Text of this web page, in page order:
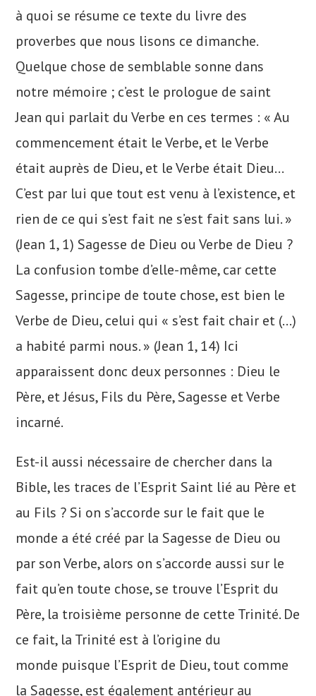
à quoi se résume ce texte du livre des
proverbes que nous lisons ce dimanche.
Quelque chose de semblable sonne dans
notre mémoire ; c’est le prologue de saint
Jean qui parlait du Verbe en ces termes : « Au
commencement était le Verbe, et le Verbe
était auprès de Dieu, et le Verbe était Dieu…
C’est par lui que tout est venu à l’existence, et
rien de ce qui s’est fait ne s’est fait sans lui. »
(Jean 1, 1) Sagesse de Dieu ou Verbe de Dieu ?
La confusion tombe d’elle-même, car cette
Sagesse, principe de toute chose, est bien le
Verbe de Dieu, celui qui « s’est fait chair et (…)
a habité parmi nous. » (Jean 1, 14) Ici
apparaissent donc deux personnes : Dieu le
Père, et Jésus, Fils du Père, Sagesse et Verbe
incarné.
Est-il aussi nécessaire de chercher dans la
Bible, les traces de l’Esprit Saint lié au Père et
au Fils ? Si on s’accorde sur le fait que le
monde a été créé par la Sagesse de Dieu ou
par son Verbe, alors on s’accorde aussi sur le
fait qu’en toute chose, se trouve l’Esprit du
Père, la troisième personne de cette Trinité. De
ce fait, la Trinité est à l’origine du
monde puisque l’Esprit de Dieu, tout comme
la Sagesse, est également antérieur au